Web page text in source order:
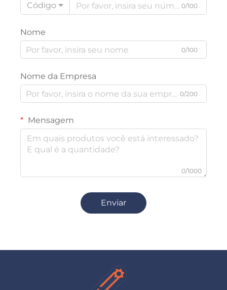
Código
0/100
Nome
0/100
Nome da Empresa
0/200
Mensagem
0/1000
Enviar